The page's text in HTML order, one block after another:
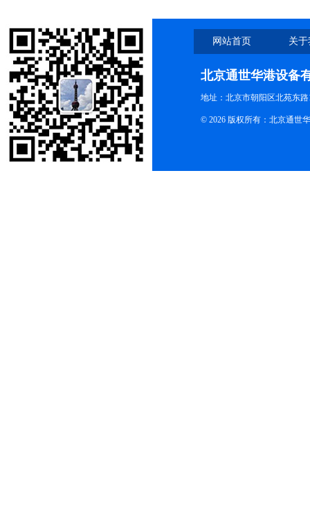
网站首页 关
北京通世华港设备
地址：北京市朝阳区北苑东路
© 2026 版权所有：北京通世